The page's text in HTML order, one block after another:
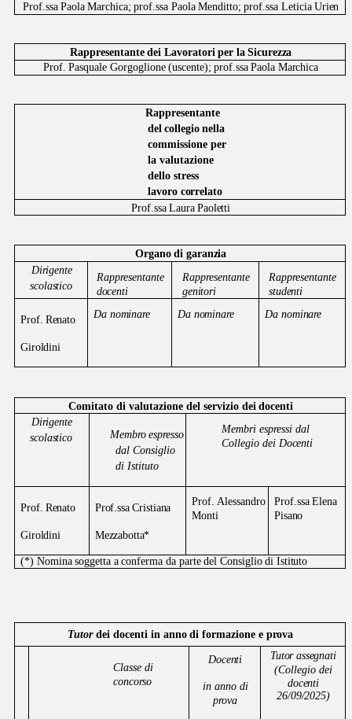
Prof.ssa Paola Marchica; prof.ssa Paola Menditto; prof.ssa Leticia Urien
Rappresentante dei Lavoratori per la Sicurezza
Prof. Pasquale Gorgoglione (uscente); prof.ssa Paola Marchica
Rappresentante
del collegio nella
commissione per
la valutazione
dello stress
lavoro correlato
Prof.ssa Laura Paoletti
Organo di garanzia
Dirigente
scolastico
Rappresentante
docenti
Rappresentante
genitori
Rappresentante
studenti
Prof. Renato
Giroldini
Da nominare Da nominare Danominare
Comitato di valutazione del servizio dei docenti
Dirigente
scolastico
Membro espresso
dal Consiglio
di Istituto
Membri espressi dal
Collegio dei Docenti
Prof. Renato
Giroldini
Prof.ssa Cristiana
Mezzabotta*
Prof. Alessandro
Monti
Prof.ssa Elena
Pisano
(*) Nomina soggetta a conferma da parte del Consiglio di Istituto
Tutor dei docenti in anno di formazione e prova
Classe di
concorso
Docenti
in anno di
prova
Tutor assegnati
(Collegio dei
docenti
26/09/2025)